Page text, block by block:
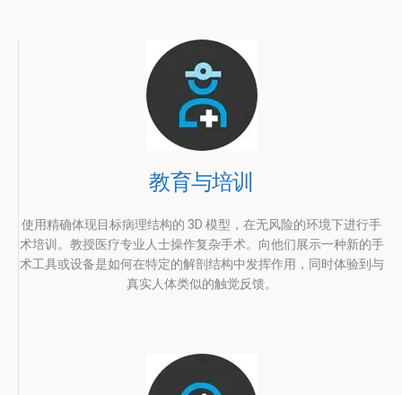
教育与培训
使用精确体现目标病理结构的 3D 模型，在无风险的环境下进行手
术培训。教授医疗专业人士操作复杂手术。向他们展示一种新的手
术工具或设备是如何在特定的解剖结构中发挥作用，同时体验到与
真实人体类似的触觉反馈。